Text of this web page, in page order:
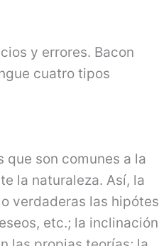
y errores. Bacon
cuatro tipos
son comunes a la
la naturaleza. Así, la
verdaderas las
etc.; la inclinación